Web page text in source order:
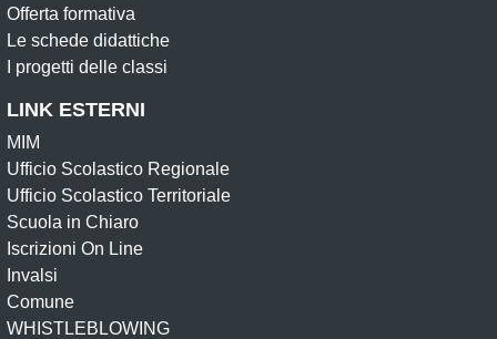
Offerta formativa
Le schede didattiche
I progetti delle classi
LINK ESTERNI
MIM
Ufficio Scolastico Regionale
Ufficio Scolastico Territoriale
Scuola in Chiaro
Iscrizioni On Line
Invalsi
Comune
WHISTLEBLOWING